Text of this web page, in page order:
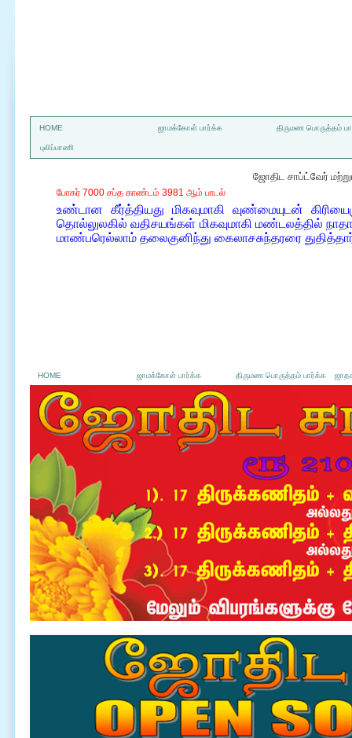
HOME ஜாமக்கோள் பார்க்க திருமண பொருத்தம்
புலிப்பாணி
ஜோதிட சாப்ட்வேர்
போகர் 7000 சப்த காண்டம் 3981 ஆம் பாடல்
உண்டான கீர்த்தியது மிகவுமாகி வுண்மையுடன்
தொல்லுலகில் வதிசயங்கள் மிகவுமாகி மண்டலத்தில்
மாண்பரெல்லாம் தலைகுனிந்து கைலாசசுந்தரரை
HOME ஜாமக்கோள் பார்க்க திருமண பொருத்தம் பார்க்க